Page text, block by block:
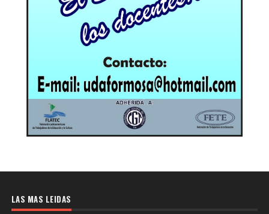
LAS MAS LEIDAS